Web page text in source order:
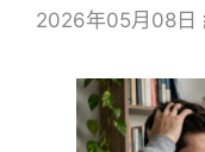
2026年05月08日